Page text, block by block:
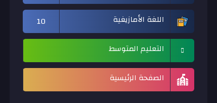
اللغة الأمازيغية
10
التعليم المتوسط
الصفحة الرئيسية